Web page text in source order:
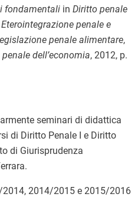
fondamentaliin Diritto penale
Eterointegrazione penale e
penale alimentare,
dell’economia, 2012, p.
seminari di didattica
i di Diritto Penale I e Diritto
di Giurisprudenza
.
2014, 2014/2015 e 2015/2016